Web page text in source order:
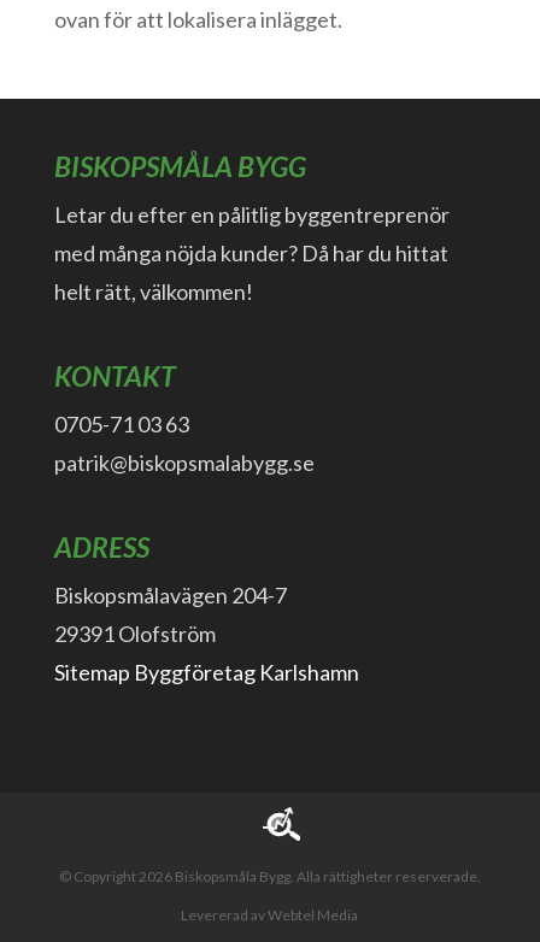
ovan för att lokalisera inlägget.
BISKOPSMÅLA BYGG
Letar du efter en pålitlig byggentreprenör
med många nöjda kunder? Då har du hittat
helt rätt, välkommen!
KONTAKT
0705-71 03 63
patrik@biskopsmalabygg.se
ADRESS
Biskopsmålavägen 204-7
29391 Olofström
Sitemap Byggföretag Karlshamn
© Copyright 2026 Biskopsmåla Bygg. Alla rättigheter reserverade.
Levererad av Webtel Media